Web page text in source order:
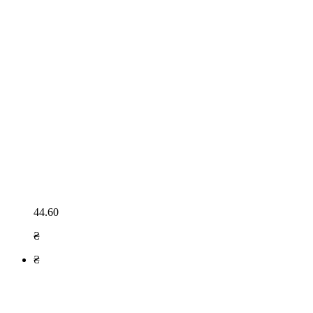
44.60
₴
₴